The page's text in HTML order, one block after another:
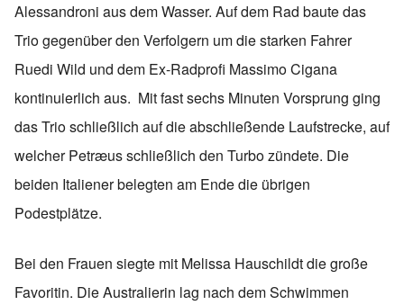
Alessandroni aus dem Wasser. Auf dem Rad baute das
Trio gegenüber den Verfolgern um die starken Fahrer
Ruedi Wild und dem Ex-Radprofi Massimo Cigana
kontinuierlich aus. Mit fast sechs Minuten Vorsprung ging
das Trio schließlich auf die abschließende Laufstrecke, auf
welcher Petræus schließlich den Turbo zündete. Die
beiden Italiener belegten am Ende die übrigen
Podestplätze.
Bei den Frauen siegte mit Melissa Hauschildt die große
Favoritin. Die Australierin lag nach dem Schwimmen